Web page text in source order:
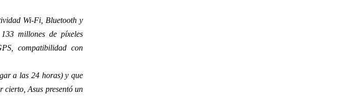
Wi-Fi, Bluetooth y
millones de píxeles
compatibilidad con
a las 24 horas) y que
cierto, Asus presentó un